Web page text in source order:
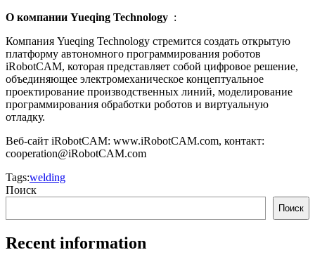
О компании Yueqing Technology :
Компания Yueqing Technology стремится создать открытую
платформу автономного программирования роботов
iRobotCAM, которая представляет собой цифровое решение,
объединяющее электромеханическое концептуальное
проектирование производственных линий, моделирование
программирования обработки роботов и виртуальную
отладку.
Веб-сайт iRobotCAM: www.iRobotCAM.com, контакт:
cooperation@iRobotCAM.com
Tags:welding
Поиск
Поиск
Recent information